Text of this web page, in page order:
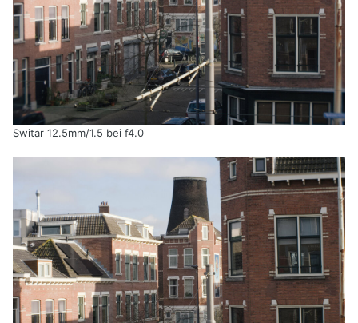
Switar 12.5mm/1.5 bei f4.0